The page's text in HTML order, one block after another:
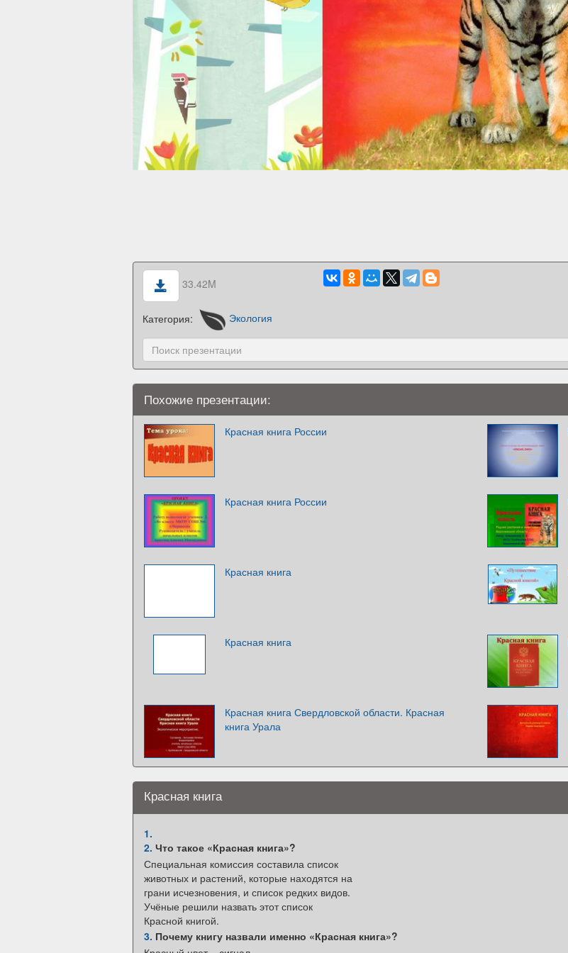
33.42M
Категория: Экология
Похожие презентации:
Красная книга России
Красная книга России
Красная книга
Красная книга
Красная книга Свердловской области. Красная
книга Урала
Красная книга
1.
2. Что такое «Красная книга»?
Специальная комиссия составила список
животных и растений, которые находятся на
грани исчезновения, и список редких видов.
Учёные решили назвать этот список
Красной книгой.
3. Почему книгу назвали именно «Красная книга»?